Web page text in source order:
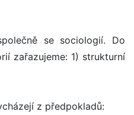
se sociologií. Do
zařazujeme: 1) strukturní
z předpokladů: